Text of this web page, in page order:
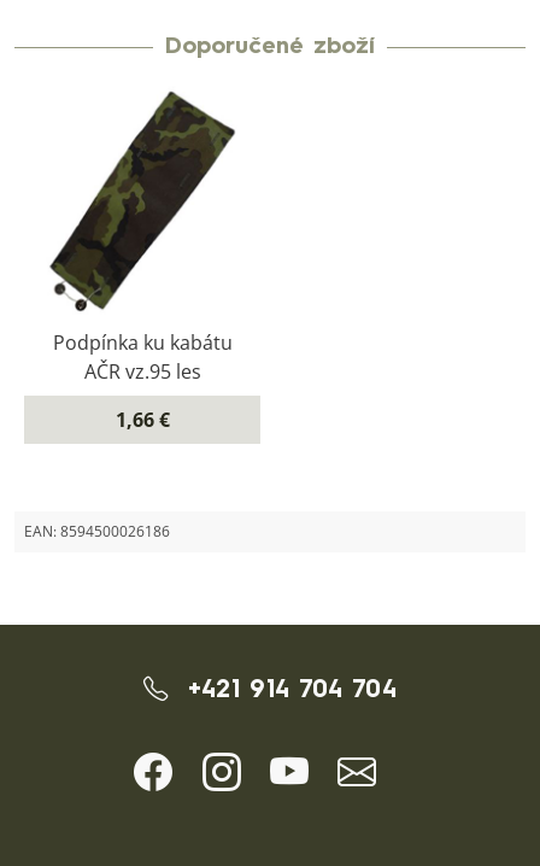
Doporučené zboží
Podpínka ku kabátu
AČR vz.95 les
1,66 €
EAN:8594500026186
+421 914 704 704